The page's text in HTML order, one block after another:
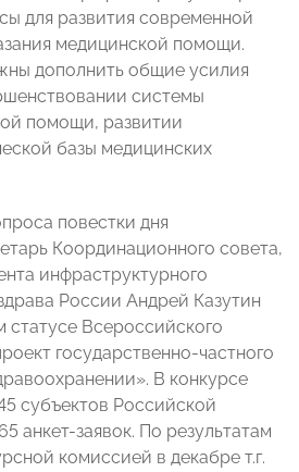
для развития современной
медицинской помощи.
дополнить общие усилия
системы
помощи, развитии
базы медицинских
повестки дня
Координационного совета,
инфраструктурного
России Андрей Казутин
статусе Всероссийского
государственно-частного
В конкурсе
субъектов Российской
анкет-заявок. По результатам
комиссией в декабре т.г.